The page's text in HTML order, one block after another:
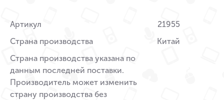
Артикул
21955
Страна производства
Страна производства указана по
данным последней поставки.
Производитель может изменить
страну производства без
Китай